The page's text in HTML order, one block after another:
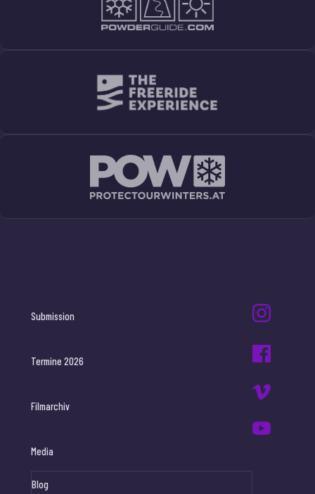
Submission
Termine 2026
Filmarchiv
Media
Blog